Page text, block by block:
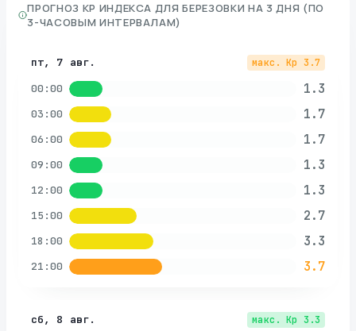
ПРОГНОЗ KP ИНДЕКСА ДЛЯ БЕРЕЗОВКИ НА 3 ДНЯ (ПО
3-ЧАСОВЫМ ИНТЕРВАЛАМ)
пт, 7 авг. макс. Kp 3.7
00:00 1.3
03:00 1.7
06:00 1.7
09:00 1.3
12:00 1.3
15:00 2.7
18:00 3.3
21:00 3.7
сб, 8 авг. макс. Kp 3.3